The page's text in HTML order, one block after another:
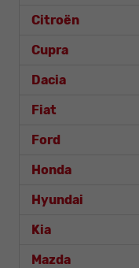
Citroën
Cupra
Dacia
Fiat
Ford
Honda
Hyundai
Kia
Mazda